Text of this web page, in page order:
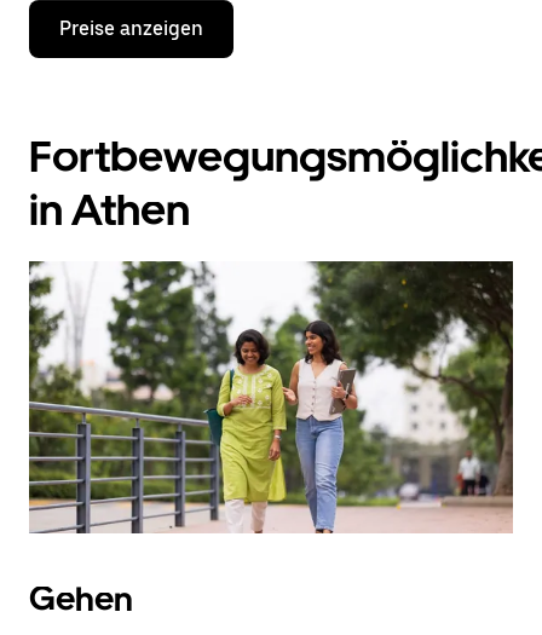
Drücke
Nach-
mit
dem
Kalender
zu
ein
Datum
auszuwählen.
Drücke
die
Escape-
Taste,
um
den
Kalender
zu
schließen.
Preise anzeigen
in Athen
Gehen